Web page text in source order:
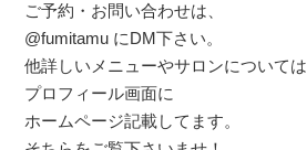
ご予約・お問い合わせは、
@fumitamu にDM下さい。
他詳しいメニューやサロンについては
プロフィール画面に
ホームページ記載してます。